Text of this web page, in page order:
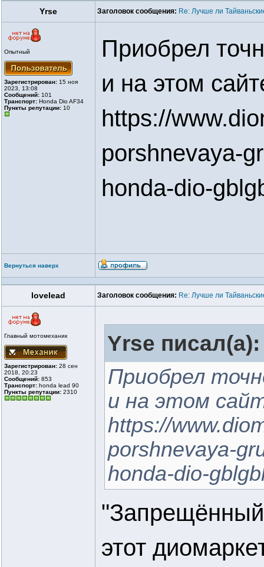
Yrse Заголовок сообщения: Re: Лучше ли
Опытный
Зарегистрирован: 15 ноя
2023, 13:08
Сообщений: 101
Транспорт: Honda Dio AF34
Пункты репутации: 10
Приобрел
и на этом
https://
porshnevaya-
honda-dio-
Вернуться наверх
lovelead Заголовок сообщения: Re: Лучше ли
Главный мотомеханик
Зарегистрирован: 28 сен
2018, 20:23
Сообщений: 853
Транспорт: honda lead 90
Пункты репутации: 2310
Yrse писал(а):
Приобрел
и на этом
https://
porshnevaya-
honda-dio-
этот